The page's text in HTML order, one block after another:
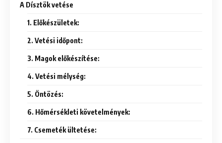
A Dísztök vetése
1. Előkészületek:
2. Vetési időpont:
3. Magok előkészítése:
4. Vetési mélység:
5. Öntözés:
6. Hőmérsékleti követelmények:
7. Csemeték ültetése: